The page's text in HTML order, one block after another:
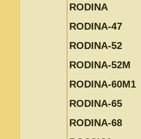
RODINA
RODINA-47
RODINA-52
RODINA-52M
RODINA-60M1
RODINA-65
RODINA-68